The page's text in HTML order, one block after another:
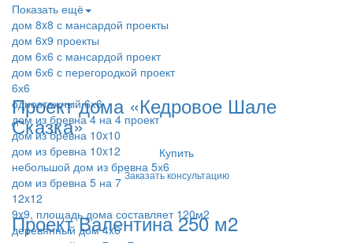
Показать ещё
дом 8x8 с мансардой проекты
дом 6x9 проекты
дом 6х6 с мансардой проект
дом 6х6 с перегородкой проект
6х6
одноэтажный 6х6
дом из бревна 4 на 4 проект
дом из бревна 10x10
дом из бревна 10x12
небольшой дом из бревна 5х6
дом из бревна 5 на 7
12x12
9x9, площадь дома составляет 120м2
деревянный дом 4x6
Проект дома «Кедровое Шале
Сказка»
Купить
Заказать консультацию
Проект Валентина 250 м2